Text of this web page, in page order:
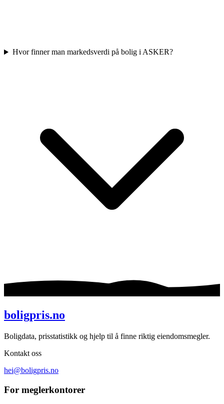
Hvor finner man markedsverdi på bolig i ASKER?
boligpris.no
Boligdata, prisstatistikk og hjelp til å finne riktig eiendomsmegler.
Kontakt oss
hei@boligpris.no
For meglerkontorer